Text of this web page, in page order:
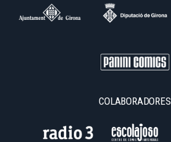
COLABORADORES